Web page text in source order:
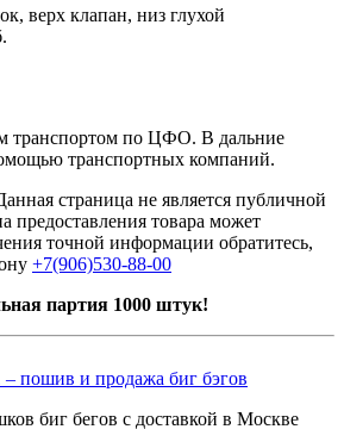
транспортом по ЦФО. В дальние
транспортных компаний.
страница не является публичной
предоставления товара может
точной информации обратитесь,
+7(906)530-88-00
партия 1000 штук!
биг бегов с доставкой в Москве